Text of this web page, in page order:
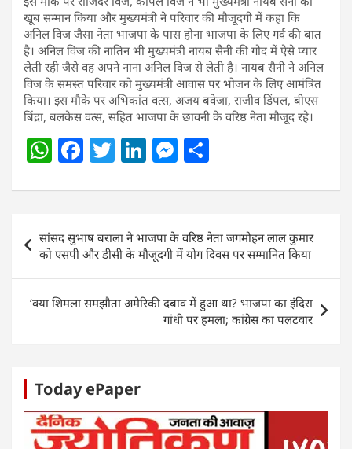
खूब सम्मान किया और मुख्यमंत्री ने परिवार की मौजूदगी में कहा कि
अनिल विज जैसा नेता भाजपा के पास होना भाजपा के लिए गर्व की बात
है। अनिल विज की नातिन भी मुख्यमंत्री नायब सैनी की गोद में ऐसे प्यार
लेती रही जैसे वह अपने नाना अनिल विज से लेती है। नायब सैनी ने अनिल
विज के समस्त परिवार को मुख्यमंत्री आवास पर भोजन के लिए आमंत्रित
किया। इस मौके पर अभिकांत वत्स, अजय बवेजा, राजीव डिंपल, बीएस
बिंद्रा, बलकेस वत्स, सहित भाजपा के छावनी के वरिष्ठ नेता मौजूद रहे।
W
at
s
A
p
p
F
c
e
b
o
o
T
itt
er
Li
k
e
dI
n
M
ss
e
n
g
er
ar
e
Post
navigation
सांसद सुभाष बराला ने भाजपा के वरिष्ठ नेता जगमोहन लाल कुमार
को एसपी और डीसी के मौजूदगी में योग दिवस पर सम्मानित किया
‘क्या शिमला समझौता अमेरिकी दबाव में हुआ था? भाजपा का इंदिरा
गांधी पर हमला; कांग्रेस का पलटवार
Today ePaper